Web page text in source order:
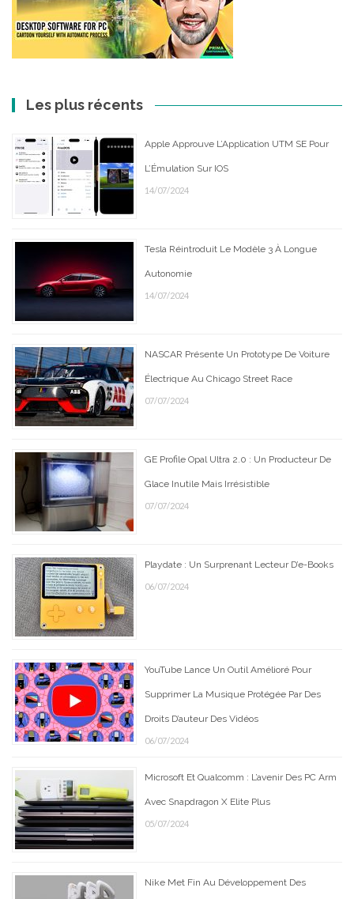
Les plus récents
Apple Approuve L’Application UTM SE Pour
L’Émulation Sur IOS
14/07/2024
Tesla Réintroduit Le Modèle 3 À Longue
Autonomie
14/07/2024
NASCAR Présente Un Prototype De Voiture
Électrique Au Chicago Street Race
07/07/2024
GE Profile Opal Ultra 2.0 : Un Producteur De
Glace Inutile Mais Irrésistible
07/07/2024
Playdate : Un Surprenant Lecteur D’e-Books
06/07/2024
YouTube Lance Un Outil Amélioré Pour
Supprimer La Musique Protégée Par Des
Droits D’auteur Des Vidéos
06/07/2024
Microsoft Et Qualcomm : L’avenir Des PC Arm
Avec Snapdragon X Elite Plus
05/07/2024
Nike Met Fin Au Développement Des